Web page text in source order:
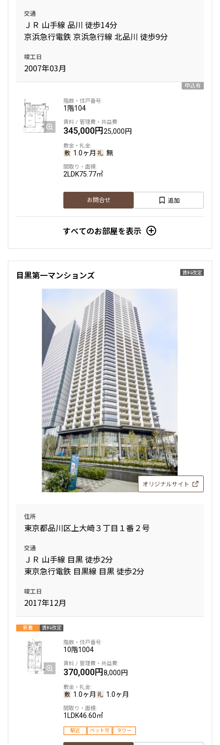
交通
ＪＲ 山手線 品川 徒歩14分
京浜急行電鉄 京浜急行線 北品川 徒歩9分
竣工日
2007年03月
申込有
1階104
345,000円25,000円
1.0ヶ月 無
2LDK75.77㎡
お問合せ 追加
すべてのお部屋を表示
賃料改定
目黒第一マンションズ
オリジナルサイト
住所
東京都品川区上大崎３丁目１番２号
交通
ＪＲ 山手線 目黒 徒歩2分
東京急行電鉄 目黒線 目黒 徒歩2分
竣工日
2017年12月
新着 賃料改定
10階1004
370,000円8,000円
1.0ヶ月 1.0ヶ月
1LDK46.60㎡
駅近 ペット可 タワー